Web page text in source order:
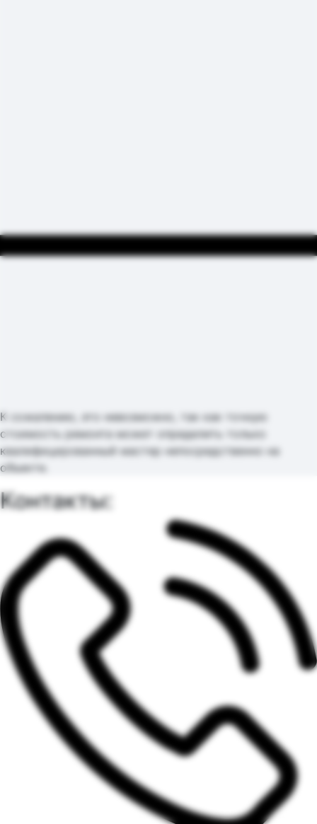
К сожалению, это невозможно, так как точную
стоимость ремонта может определить только
квалифицированный мастер непосредственно на
объекте.
Контакты: